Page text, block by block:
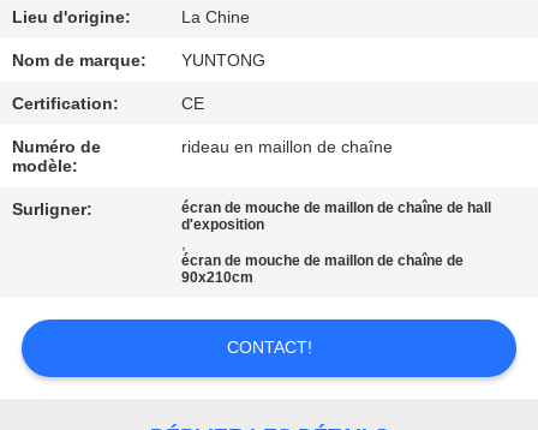
CONTRÔLE
DE
QUALITÉ
CONTACTEZ-
NOUS
NOUVELLES
DEMANDEZ
Lieu d'origine: La Chine
Nom de marque: YUNTONG
Certification: CE
Numéro de
modèle:
rideau en maillon de chaîne
Surligner:
écran de mouche de maillon de chaîne de hall
d'exposition
,
écran de mouche de maillon de chaîne de
90x210cm
CONTACT!